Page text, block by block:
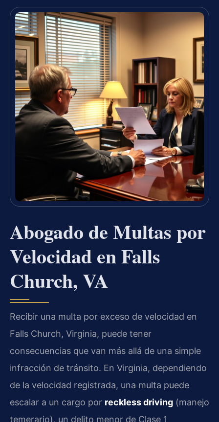
Abogado de Multas por
Velocidad en Falls
Church, VA
Recibir una multa por exceso de velocidad en
Falls Church, Virginia, puede tener
consecuencias que van más allá de una simple
infracción de tránsito. En Virginia, dependiendo
de la velocidad registrada, una multa puede
escalar a un cargo por reckless driving (manejo
temerario), un delito menor de Clase 1